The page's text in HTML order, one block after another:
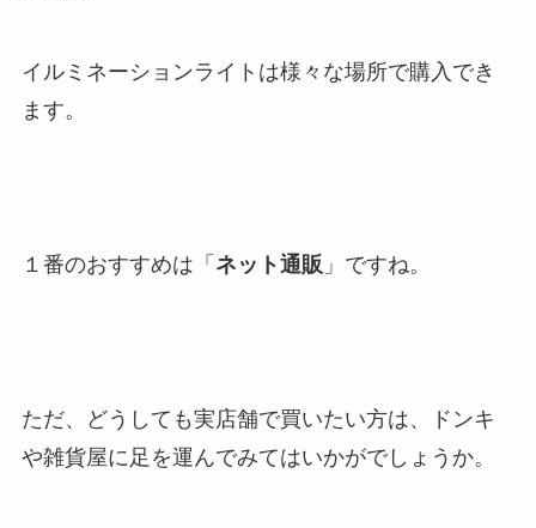
イルミネーションライトは様々な場所で購入でき
ます。
１番のおすすめは「 ネット通販 」ですね。
ただ、どうしても実店舗で買いたい方は、ドンキ
や雑貨屋に足を運んでみてはいかがでしょうか。